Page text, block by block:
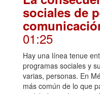
sociales de
01:25
Hay una línea tenue
programas sociales y
varias, personas. En
más común de lo que